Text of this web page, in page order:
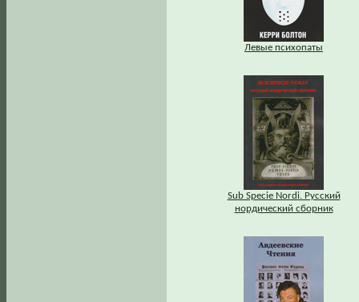
Левые психопаты
Sub Specie Nordi. Русский
нордический сборник